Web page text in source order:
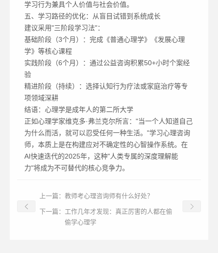
学习行为兼具个人价值与社会价值。
五、学习路径的优化：从盲目试错到系统成长
建议采用"三阶段学习法"：
基础阶段（3个月）：完成《普通心理学》《发展心理
学》等核心课程
实践阶段（6个月）：通过公益咨询积累50+小时个案经
验
精进阶段（持续）：选择认知行为疗法或家庭治疗等专
项领域深耕
结语：心理学是成年人的第二所大学
正如心理学家维克多·弗兰克尔所言："当一个人知道自己
为什么而活，就可以忍受任何一种生活。"学习心理咨询
师，本质上是在构建应对不确定性的心智操作系统。在
AI快速迭代的2025年，这种"人类专属的深度理解能
力"将成为不可替代的核心竞争力。
上一篇： 教师考心理咨询师有什么好处？
下一篇： 工作几年才发现：真正厉害的人都在偷
偷学心理学